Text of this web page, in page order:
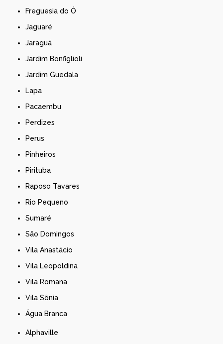
Freguesia do Ó
Jaguaré
Jaraguá
Jardim Bonfiglioli
Jardim Guedala
Lapa
Pacaembu
Perdizes
Perus
Pinheiros
Pirituba
Raposo Tavares
Rio Pequeno
Sumaré
São Domingos
Vila Anastácio
Vila Leopoldina
Vila Romana
Vila Sônia
Água Branca
Alphaville